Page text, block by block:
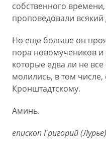
собственного
проповедовали
Но еще больше он
пора новомучеников и
которые едва ли не
молились, в том
Кронштадтскому.
Аминь.
епископ Григорий (Лурье)